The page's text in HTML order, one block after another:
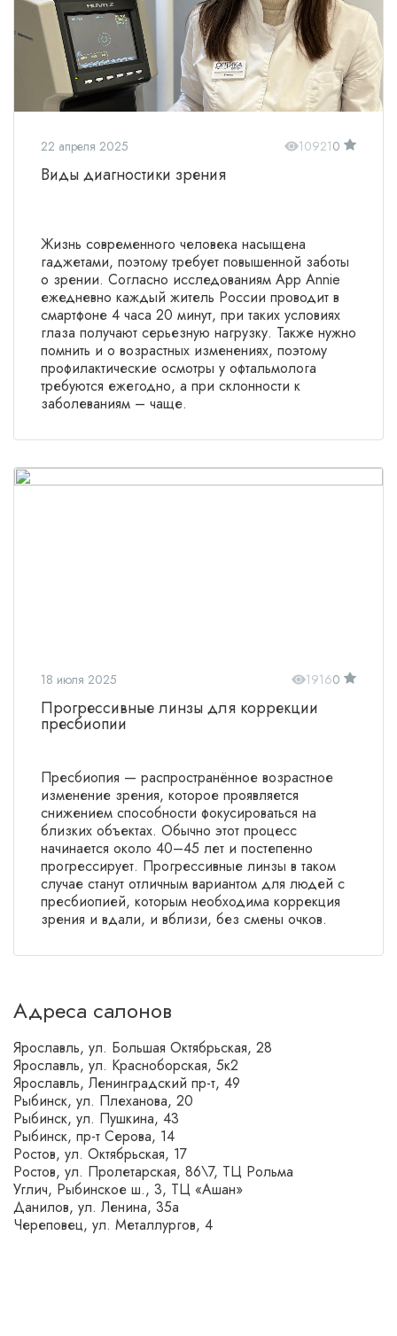
22 апреля 2025 109210
Виды диагностики зрения
Жизнь современного человека насыщена
гаджетами, поэтому требует повышенной заботы
о зрении. Согласно исследованиям App Annie
ежедневно каждый житель России проводит в
смартфоне 4 часа 20 минут, при таких условиях
глаза получают серьезную нагрузку. Также нужно
помнить и о возрастных изменениях, поэтому
профилактические осмотры у офтальмолога
требуются ежегодно, а при склонности к
заболеваниям – чаще.
18 июля 2025 19160
Прогрессивные линзы для коррекции
пресбиопии
Пресбиопия — распространённое возрастное
изменение зрения, которое проявляется
снижением способности фокусироваться на
близких объектах. Обычно этот процесс
начинается около 40–45 лет и постепенно
прогрессирует. Прогрессивные линзы в таком
случае станут отличным вариантом для людей с
пресбиопией, которым необходима коррекция
зрения и вдали, и вблизи, без смены очков.
Адреса салонов
Ярославль, ул. Большая Октябрьская, 28
Ярославль, ул. Красноборская, 5к2
Ярославль, Ленинградский пр-т, 49
Рыбинск, ул. Плеханова, 20
Рыбинск, ул. Пушкина, 43
Рыбинск, пр-т Серова, 14
Ростов, ул. Октябрьская, 17
Ростов, ул. Пролетарская, 86\7, ТЦ Рольма
Углич, Рыбинское ш., 3, ТЦ «Ашан»
Данилов, ул. Ленина, 35а
Череповец, ул. Металлургов, 4